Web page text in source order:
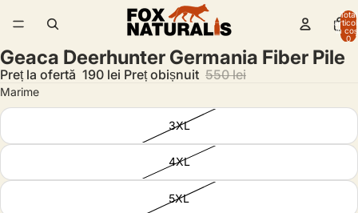
Total
în
0
Geaca Deerhunter Germania Fiber Pile
Preț la ofertă 190 lei Preț obișnuit 550 lei
Marime
3XL
4XL
5XL